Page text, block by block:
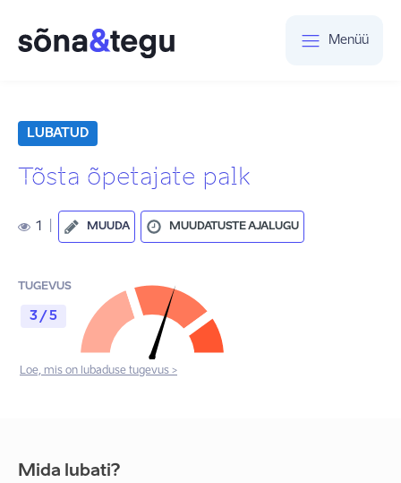
Menüü
LUBATUD
Tõsta õpetajate palk
1 MUUDA MUUDATUSTE AJALUGU
TUGEVUS
3 / 5
Loe, mis on lubaduse tugevus >
Mida lubati?